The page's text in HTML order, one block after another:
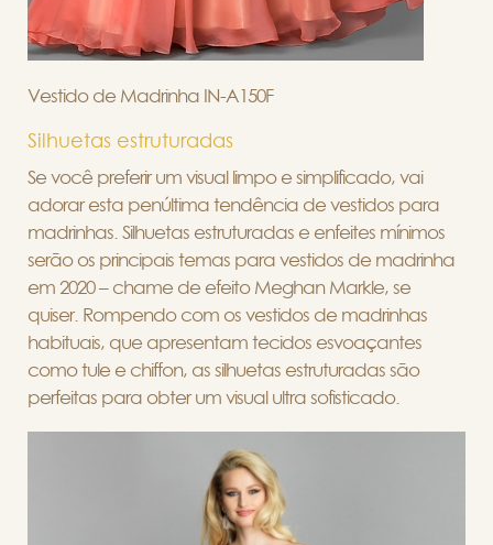
Vestido de Madrinha IN-A150F
Silhuetas estruturadas
Se você preferir um visual limpo e simplificado, vai
adorar esta penúltima tendência de vestidos para
madrinhas. Silhuetas estruturadas e enfeites mínimos
serão os principais temas para vestidos de madrinha
em 2020 – chame de efeito Meghan Markle, se
quiser. Rompendo com os vestidos de madrinhas
habituais, que apresentam tecidos esvoaçantes
como tule e chiffon, as silhuetas estruturadas são
perfeitas para obter um visual ultra sofisticado.